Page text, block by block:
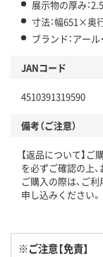
展示物の厚み：
寸法：幅651×奥
ブランド：アール
JANコード
4510391319590
備考（ご注意）
【返品について】ご
を必ずご確認の上
ご購入の際は、ご利
申し込みください。
※ご注意【免責】